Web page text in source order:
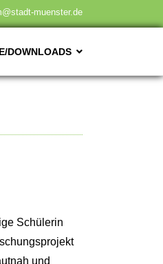
muenster.de
DOWNLOADS
Schülerin
und